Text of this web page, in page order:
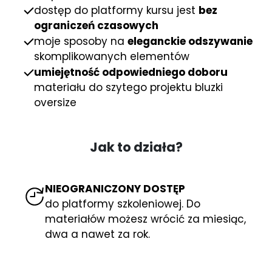
dostęp do platformy kursu jest bez
ograniczeń czasowych
moje sposoby na eleganckie odszywanie
skomplikowanych elementów
umiejętność odpowiedniego doboru
materiału do szytego projektu bluzki
oversize
Jak to działa?
NIEOGRANICZONY DOSTĘP
do platformy szkoleniowej. Do
materiałów możesz wrócić za miesiąc,
dwa a nawet za rok.